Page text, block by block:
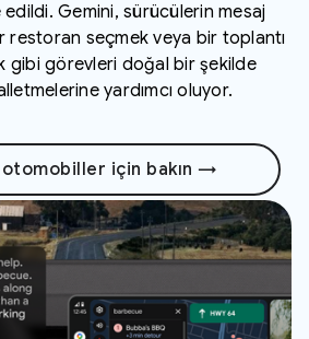
Gemini, sürücülerin mesaj
restoran seçmek veya bir toplantı
gibi görevleri doğal bir şekilde
yardımcı oluyor.
için bakın →